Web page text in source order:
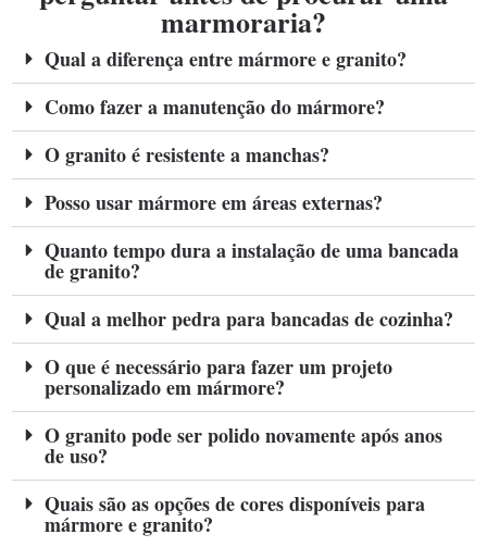
marmoraria?
Qual a diferença entre mármore e granito?
Como fazer a manutenção do mármore?
O granito é resistente a manchas?
Posso usar mármore em áreas externas?
Quanto tempo dura a instalação de uma bancada
de granito?
Qual a melhor pedra para bancadas de cozinha?
O que é necessário para fazer um projeto
personalizado em mármore?
O granito pode ser polido novamente após anos
de uso?
Quais são as opções de cores disponíveis para
mármore e granito?